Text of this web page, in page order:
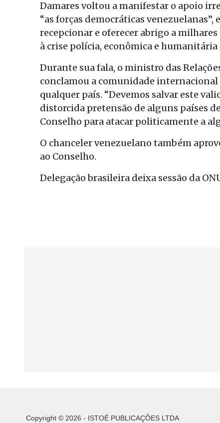
Damares voltou a manifestar o apoio
“as forças democráticas
recepcionar e oferecer abrigo a
à crise polícia, econômica e humanitária
Durante sua fala, o ministro das
conclamou a comunidade
qualquer país. “Devemos salvar este
distorcida pretensão de alguns países
Conselho para atacar politicamente a
O chanceler venezuelano também
ao Conselho.
Delegação brasileira deixa sessão da
Copyright © 2026 - ISTOÉ PUBLICAÇÕES LTDA